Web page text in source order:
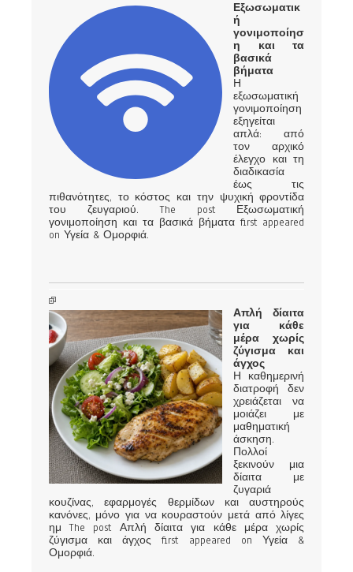
Εξωσωματικ
ή
γονιμοποίησ
η και τα
βασικά
βήματα
Η
εξωσωματική
γονιμοποίηση
εξηγείται
απλά: από
τον αρχικό
έλεγχο και τη
διαδικασία
έως τις
πιθανότητες, το κόστος και την ψυχική φροντίδα
του ζευγαριού. The post Εξωσωματική
γονιμοποίηση και τα βασικά βήματα first appeared
on Υγεία & Ομορφιά.
Απλή δίαιτα
για κάθε
μέρα χωρίς
ζύγισμα και
άγχος
Η καθημερινή
διατροφή δεν
χρειάζεται να
μοιάζει με
μαθηματική
άσκηση.
Πολλοί
ξεκινούν μια
δίαιτα με
ζυγαριά
κουζίνας, εφαρμογές θερμίδων και αυστηρούς
κανόνες, μόνο για να κουραστούν μετά από λίγες
ημ The post Απλή δίαιτα για κάθε μέρα χωρίς
ζύγισμα και άγχος first appeared on Υγεία &
Ομορφιά.